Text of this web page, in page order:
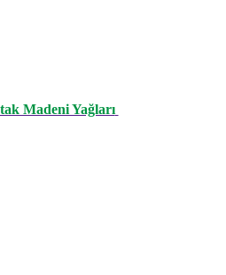
Madeni Yağları